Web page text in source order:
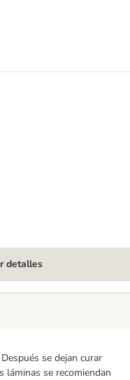
detalles
se dejan curar
láminas se recomiendan